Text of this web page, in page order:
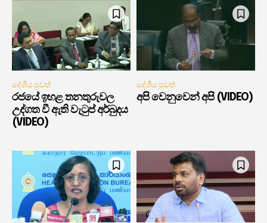
දේශීය පුවත්
රජයේ ඉහළ තනතුරුවල
උද්ගත වී ඇති වැටුප් අර්බුදය
(VIDEO)
දේශීය පුවත්
අපි වෙනුවෙන් අපි (VIDEO)